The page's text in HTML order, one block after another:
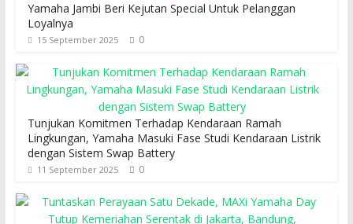
Yamaha Jambi Beri Kejutan Special Untuk Pelanggan
Loyalnya
15 September 2025 0
Tunjukan Komitmen Terhadap Kendaraan Ramah
Lingkungan, Yamaha Masuki Fase Studi Kendaraan Listrik
dengan Sistem Swap Battery
11 September 2025 0